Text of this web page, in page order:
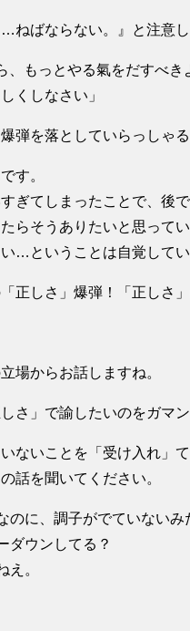
ねばならない。』と注意し
、もっとやる氣をだすべき
くしなさい」
弾を落としていらっしゃる
す。
ぎてしまったことで、後
らそうありたいと思ってい
…ということは自覚してい
正しさ」爆弾！「正しさ
場からお話しますね。
さ」で諭したいのをガマン
ないことを「受け入れ」て
話を聞いてください。
のに、調子がでていないみ
ダウンしてる？
え。